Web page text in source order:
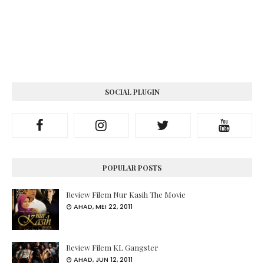
SOCIAL PLUGIN
POPULAR POSTS
Review Filem Nur Kasih The Movie
AHAD, MEI 22, 2011
Review Filem KL Gangster
AHAD, JUN 12, 2011